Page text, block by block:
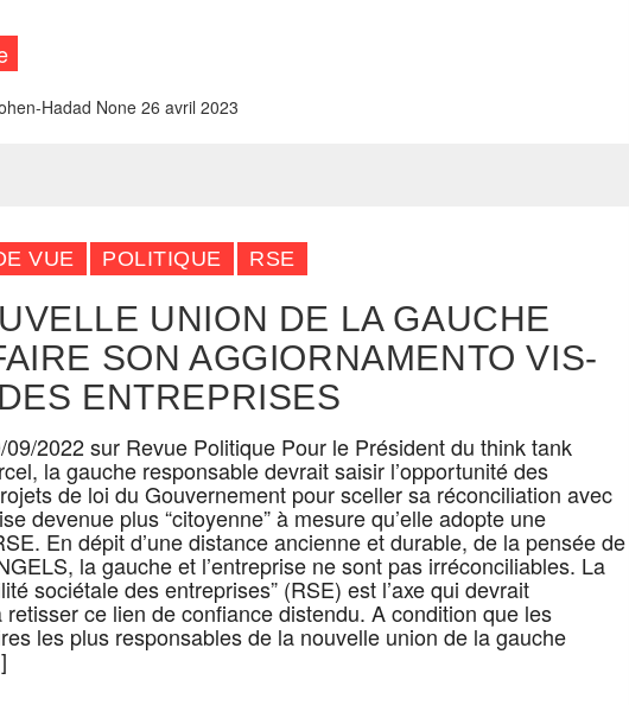
Hadad None 26 avril 2023
VUE POLITIQUE RSE
UNION DE LA GAUCHE
SON AGGIORNAMENTO VIS-
ENTREPRISES
09/2022 sur Revue Politique Pour le Président du think tank
la gauche responsable devrait saisir l’opportunité des
de loi du Gouvernement pour sceller sa réconciliation avec
devenue plus “citoyenne” à mesure qu’elle adopte une
En dépit d’une distance ancienne et durable, de la pensée de
la gauche et l’entreprise ne sont pas irréconciliables. La
sociétale des entreprises” (RSE) est l’axe qui devrait
retisser ce lien de confiance distendu. A condition que les
les plus responsables de la nouvelle union de la gauche